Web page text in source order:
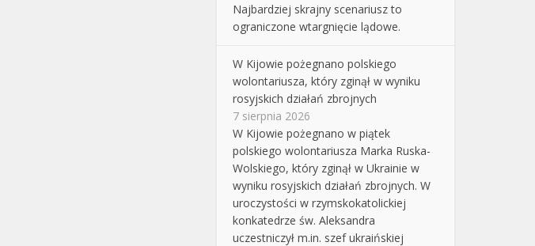
Najbardziej skrajny scenariusz to
ograniczone wtargnięcie lądowe.
W Kijowie pożegnano polskiego
wolontariusza, który zginął w wyniku
rosyjskich działań zbrojnych
7 sierpnia 2026
W Kijowie pożegnano w piątek
polskiego wolontariusza Marka Ruska-
Wolskiego, który zginął w Ukrainie w
wyniku rosyjskich działań zbrojnych. W
uroczystości w rzymskokatolickiej
konkatedrze św. Aleksandra
uczestniczył m.in. szef ukraińskiej